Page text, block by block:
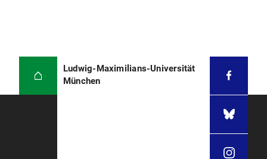
Ludwig-Maximilians-Universität
München